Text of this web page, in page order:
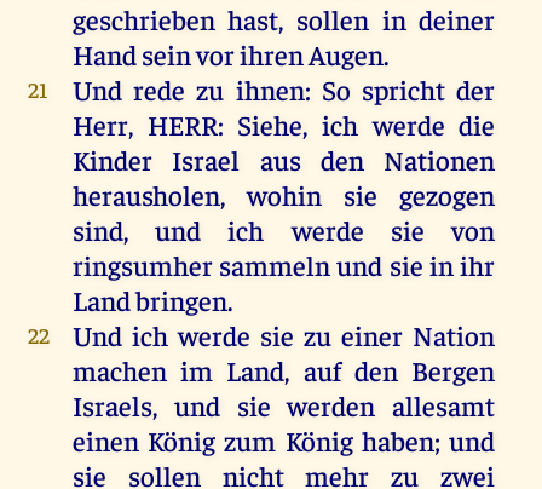
geschrieben hast, sollen in deiner
HandseinvorihrenAugen.
21 Und rede zu ihnen: So spricht der
Herr, HERR: Siehe, ich werde die
Kinder Israel aus denNationen
herausholen,wohin sie
gezogen
sind,und ich werde sie
von
ringsumher sammelnund sie inihr
Landbringen.
22 Und ich werde sie zu einer Nation
machen im Land, auf den Bergen
Israels, und sie werden allesamt
einen König zum König haben;und
sie
sollen nicht mehr zu
zwei